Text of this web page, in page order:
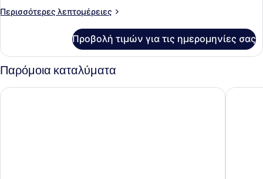
Περισσότερες λεπτομέρειες
Περισσότερες
Διαμέρισμα
Προβολή τιμών για τις ημερομηνίες σας
Παρόμοια καταλύματα
Hyatt Place London City East